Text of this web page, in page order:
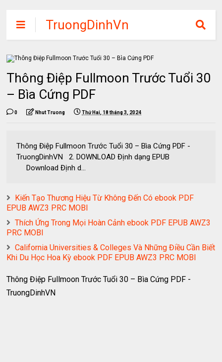
TruongDinhVn
Chia sẽ ebook,
các khóa học,
phần mềm học
tập miễn phí
Thông Điệp Fullmoon Trước Tuổi 30
– Bìa Cứng PDF
0 Nhut Truong Thứ Hai, 18 tháng 3, 2024
Thông Điệp Fullmoon Trước Tuổi 30 – Bìa Cứng PDF -
TruongDinhVN 2. DOWNLOAD Định dạng EPUB
Download Định d...
Kiến Tạo Thương Hiệu Từ Không Đến Có ebook PDF
EPUB AWZ3 PRC MOBI
Thích Ứng Trong Mọi Hoàn Cảnh ebook PDF EPUB AWZ3
PRC MOBI
California Universities & Colleges Và Những Điều Cần Biết
Khi Du Học Hoa Kỳ ebook PDF EPUB AWZ3 PRC MOBI
Thông Điệp Fullmoon Trước Tuổi 30 – Bìa Cứng PDF -
TruongDinhVN